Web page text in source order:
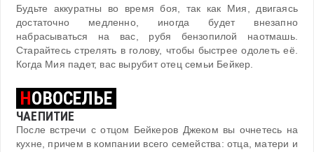
Будьте аккуратны во время боя, так как Мия, двигаясь
достаточно медленно, иногда будет внезапно
набрасываться на вас, рубя бензопилой наотмашь.
Старайтесь стрелять в голову, чтобы быстрее одолеть её.
Когда Мия падет, вас вырубит отец семьи Бейкер.
НОВОСЕЛЬЕ
ЧАЕПИТИЕ
После встречи с отцом Бейкеров Джеком вы очнетесь на
кухне, причем в компании всего семейства: отца, матери и